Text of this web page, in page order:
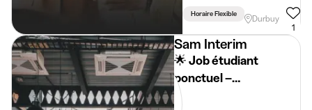
Horaire Flexible
Durbuy
1
Sam Interim
🌟 Job étudiant
ponctuel –
Événements à Marche-